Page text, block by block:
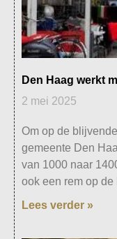
Den Haag werkt
2 mei 2025
Om op de
gemeente Den
van 1000 naar
ook een rem op
Lees verder »